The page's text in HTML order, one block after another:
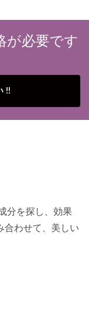
が必要です
!!
分を探し、効果
合わせて、美しい